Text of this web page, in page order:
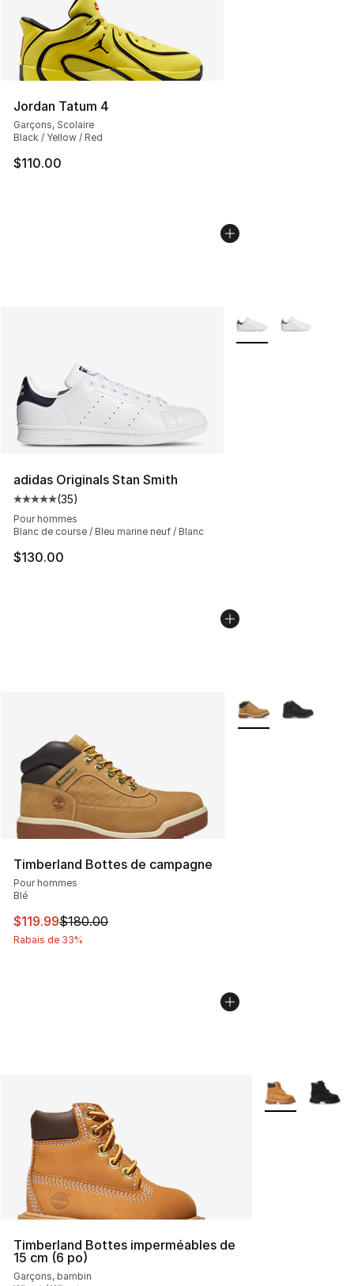
Jordan Tatum 4
Garçons, Scolaire
Black / Yellow / Red
$110.00
adidas Originals Stan Smith
Cote moyenne du client - [5 sur 5 étoiles], 35
(35)
Pour hommes
Blanc de course / Bleu marine neuf / Blanc
$130.00
Plus de couleurs
Timberland Bottes de campagne
Pour hommes
Blé
Cet article est en solde. Le prix est passé de $180.00 à
$119.99$180.00
Rabais de 33%
Plus de couleurs
Timberland Bottes imperméables de
15 cm (6 po)
Garçons, bambin
Plus de